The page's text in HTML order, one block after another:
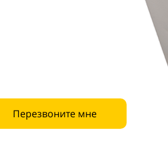
Перезвоните мне